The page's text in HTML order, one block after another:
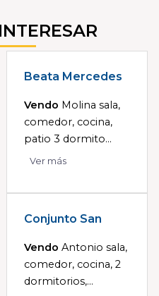
Beata Mercedes
Vendo Molina sala,
comedor, cocina,
patio 3 dormito...
Ver más
Conjunto San
Vendo Antonio sala,
comedor, cocina, 2
dormitorios,...